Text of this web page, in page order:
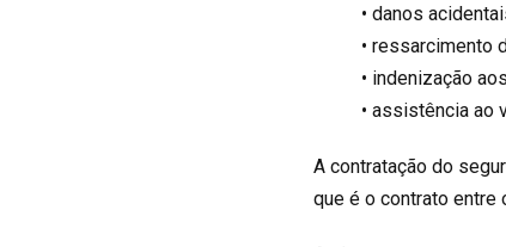
• danos
• ressarcimento
• indenização
• assistência ao
A contratação do
que é o contrato entre